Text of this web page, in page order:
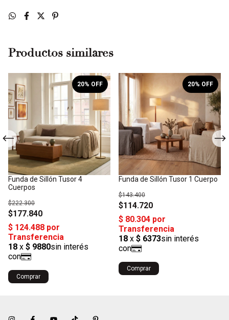
Productos similares
Funda de Sillón Tusor 4
Cuerpos
$177.840
$222.300
20% OFF
Comprar
Funda de Sillón Tusor 1 Cuerpo
$114.720
$143.400
20% OFF
Comprar